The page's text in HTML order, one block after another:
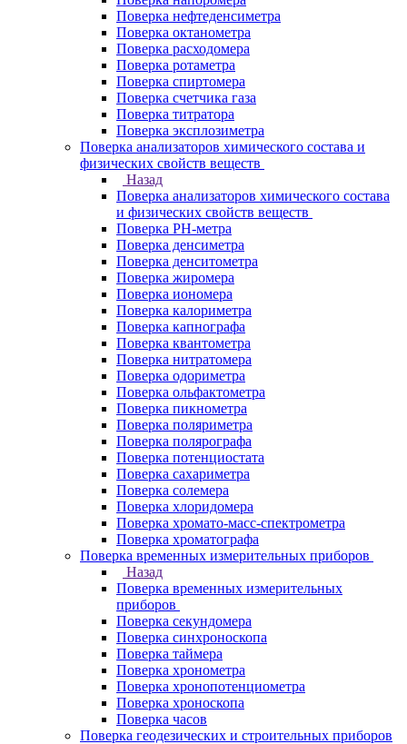
Поверка нефтеденсиметра
Поверка октанометра
Поверка расходомера
Поверка ротаметра
Поверка спиртомера
Поверка счетчика газа
Поверка титратора
Поверка эксплозиметра
Поверка анализаторов химического состава и
физических свойств веществ
Назад
Поверка анализаторов химического состава
и физических свойств веществ
Поверка PH-метра
Поверка денсиметра
Поверка денситометра
Поверка жиромера
Поверка иономера
Поверка калориметра
Поверка капнографа
Поверка квантометра
Поверка нитратомера
Поверка одориметра
Поверка ольфактометра
Поверка пикнометра
Поверка поляриметра
Поверка полярографа
Поверка потенциостата
Поверка сахариметра
Поверка солемера
Поверка хлоридомера
Поверка хромато-масс-спектрометра
Поверка хроматографа
Поверка временных измерительных приборов
Назад
Поверка временных измерительных
приборов
Поверка секундомера
Поверка синхроноскопа
Поверка таймера
Поверка хронометра
Поверка хронопотенциометра
Поверка хроноскопа
Поверка часов
Поверка геодезических и строительных приборов